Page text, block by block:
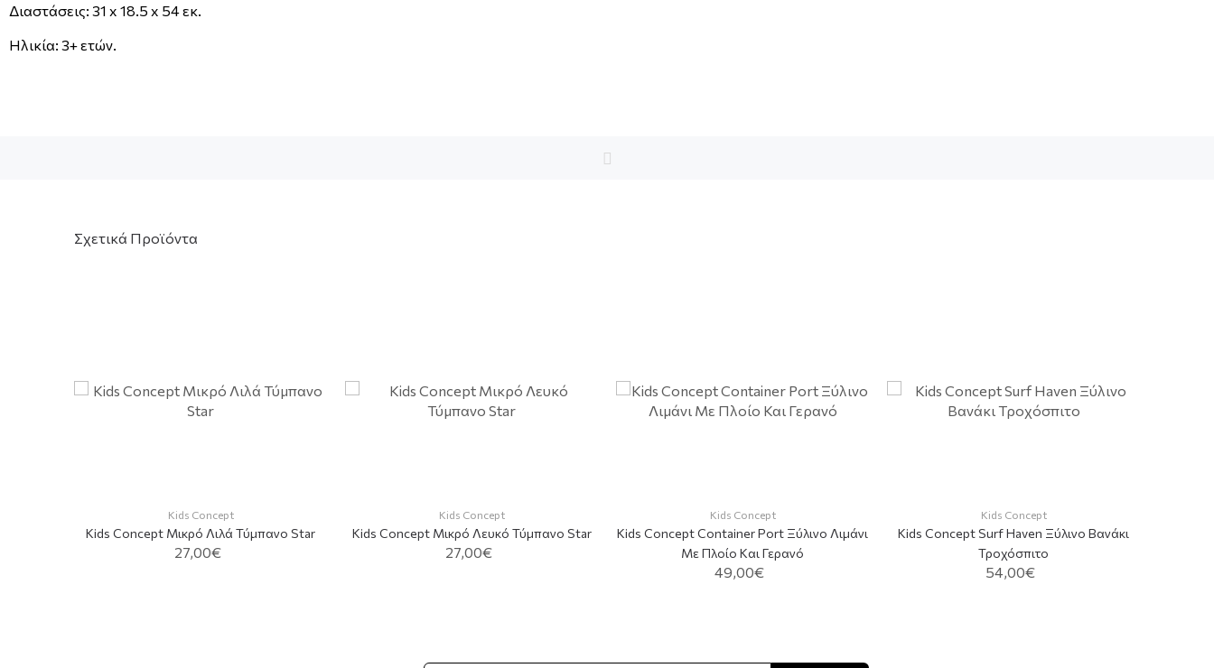
Διαστάσεις: 31 x 18.5 x 54 εκ.
Ηλικία: 3+ ετών.
Σχετικά Προϊόντα
Kids Concept
Kids Concept Μικρό Λιλά Τύμπανο Star
27,00€
Kids Concept
Kids Concept Μικρό Λευκό Τύμπανο Star
27,00€
Kids Concept
Kids Concept Container Port Ξύλινο Λιμάνι
Με Πλοίο Και Γερανό
49,00€
Kids Concept
Kids Concept Surf Haven Ξύλινο Βανάκι
Τροχόσπιτο
54,00€